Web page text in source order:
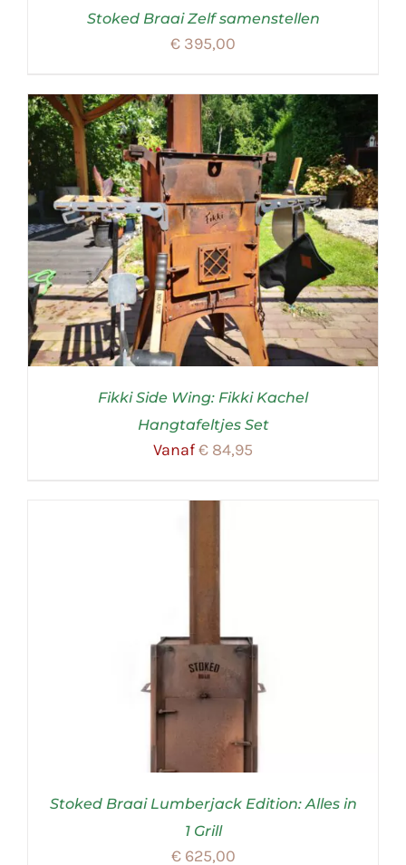
Stoked Braai Zelf samenstellen
€ 395,00
Fikki Side Wing: Fikki Kachel
Hangtafeltjes Set
Vanaf€ 84,95
Stoked Braai Lumberjack Edition: Alles in
1 Grill
€625,00